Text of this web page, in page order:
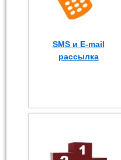
SMS и E-mail
рассылка